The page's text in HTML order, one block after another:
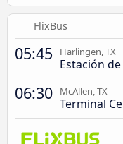
FlixBus
05:45 Harlingen, TX
Estación
06:30 McAllen, TX
Terminal